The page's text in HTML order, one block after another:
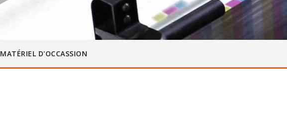
MATÉRIEL D'OCCASSION